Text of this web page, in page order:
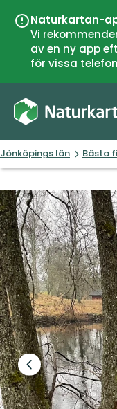
Naturkartan-
Vi
av en ny app
för vissa
Jönköpings län Bästa
Föregående
bild